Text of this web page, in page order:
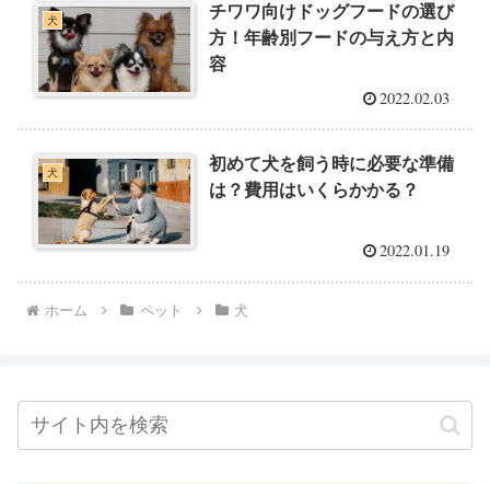
犬
チワワ向けドッグフードの選び
方！年齢別フードの与え方と内
容
2022.02.03
犬
初めて犬を飼う時に必要な準備
は？費用はいくらかかる？
2022.01.19
ホーム ペット 犬